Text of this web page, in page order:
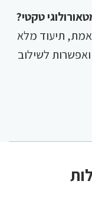
טקטי?
אמת, תיעוד מלא
לשילוב